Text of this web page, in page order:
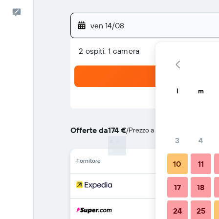
ven 14/08
2 ospiti, 1 camera
Offerte da174 €/Prezzo a notte più conveniente
Fornitore
l m
3 4
10 11
17 18
24 25